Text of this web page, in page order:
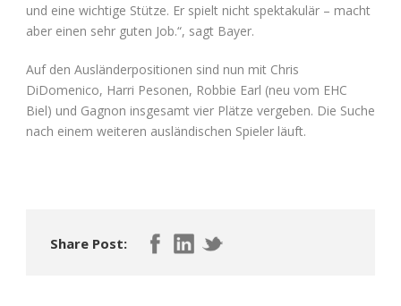
und eine wichtige Stütze. Er spielt nicht spektakulär – macht
aber einen sehr guten Job.“, sagt Bayer.
Auf den Ausländerpositionen sind nun mit Chris
DiDomenico, Harri Pesonen, Robbie Earl (neu vom EHC
Biel) und Gagnon insgesamt vier Plätze vergeben. Die Suche
nach einem weiteren ausländischen Spieler läuft.
Share Post: